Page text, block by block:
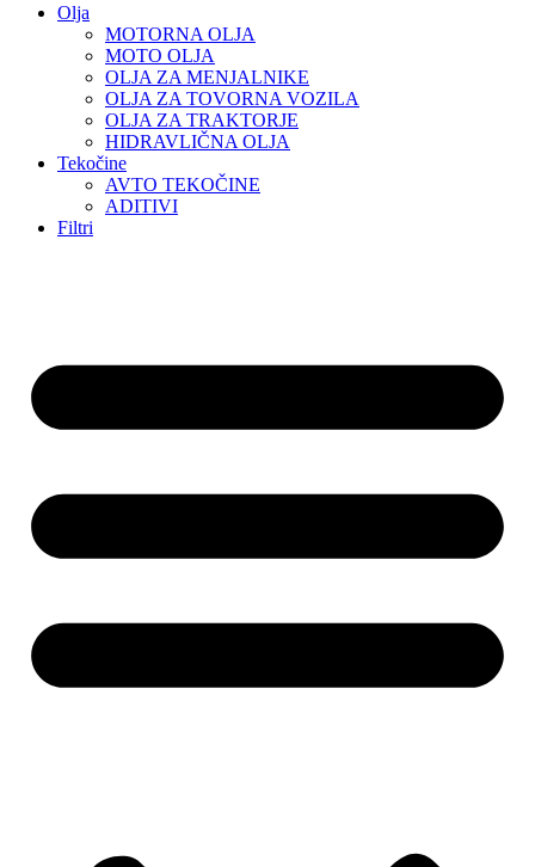
Olja
MOTORNA OLJA
MOTO OLJA
OLJA ZA MENJALNIKE
OLJA ZA TOVORNA VOZILA
OLJA ZA TRAKTORJE
HIDRAVLIČNA OLJA
Tekočine
AVTO TEKOČINE
ADITIVI
Filtri